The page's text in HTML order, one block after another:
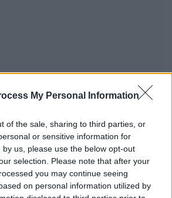
My Personal Information
of the sale, sharing to third parties, or
or sensitive information for
us, please use the below opt-out
selection. Please note that after your
you may continue seeing
on personal information utilized by